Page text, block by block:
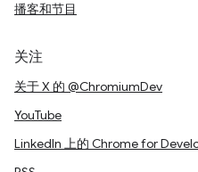
播客和节目
关注
关于 X 的 @ChromiumDev
YouTube
LinkedIn 上的 Chrome for